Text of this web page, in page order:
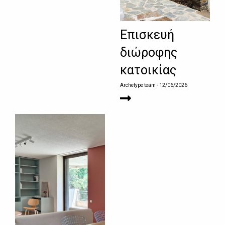
Επισκευή
διώροφης
κατοικίας
Archetype team - 12/06/2026